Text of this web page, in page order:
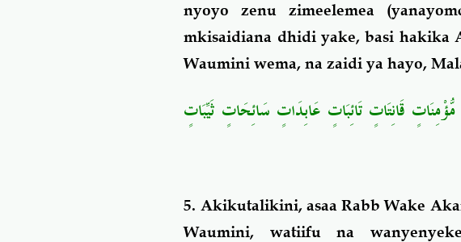
nyoyo zenu zimeelemea
mkisaidiana dhidi yake, basi
Waumini wema, na zaidi ya hayo,
قَانِتَاتٍ تَائِبَاتٍ عَابِدَاتٍ سَائِحَاتٍ ثَيِّبَاتٍ
5. Akikutalikini, asaa Rabb Wake
Waumini, watiifu na